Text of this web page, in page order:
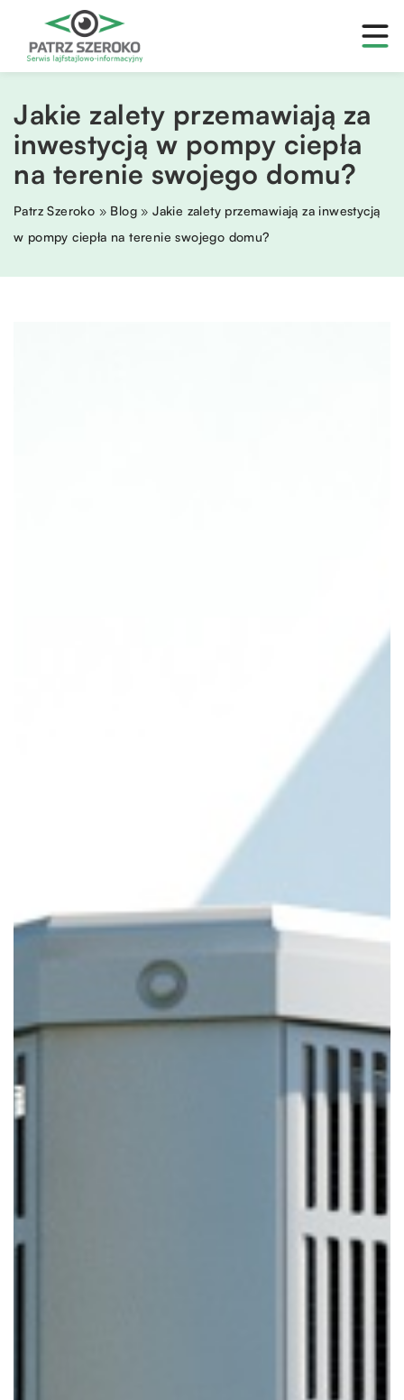
Jakie zalety przemawiają za
inwestycją w pompy ciepła
na terenie swojego domu?
Patrz Szeroko » Blog »Jakie zalety przemawiają za inwestycją
w pompy ciepła na terenie swojego domu?